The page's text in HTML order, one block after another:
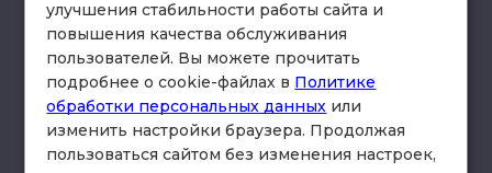
схема проезда
улучшения стабильности работы сайта и
повышения качества обслуживания
пользователей. Вы можете прочитать
подробнее о cookie-файлах в Политике
обработки персональных данных или
изменить настройки браузера. Продолжая
пользоваться сайтом без изменения настроек,